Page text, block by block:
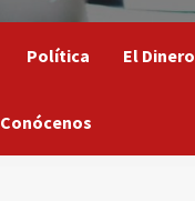
Política El Dinero
Conócenos